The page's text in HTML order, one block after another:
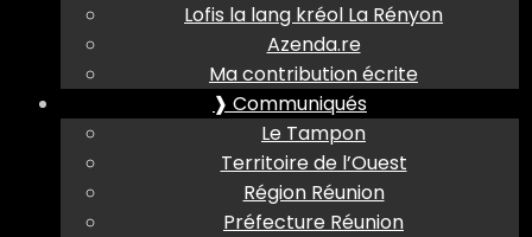
Lofis la lang kréol La Rényon
Azenda.re
Ma contribution écrite
❱ Communiqués
Le Tampon
Territoire de l’Ouest
Région Réunion
Préfecture Réunion